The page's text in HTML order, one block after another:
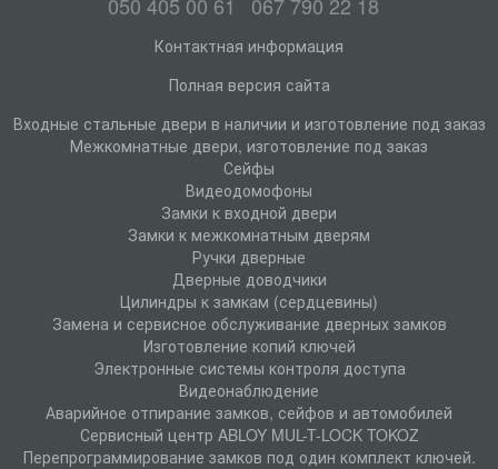
Контактная информация
Полная версия сайта
Входные стальные двери в наличии и изготовление под заказ
Межкомнатные двери, изготовление под заказ
Сейфы
Видеодомофоны
Замки к входной двери
Замки к межкомнатным дверям
Ручки дверные
Дверные доводчики
Цилиндры к замкам (сердцевины)
Замена и сервисное обслуживание дверных замков
Изготовление копий ключей
Электронные системы контроля доступа
Видеонаблюдение
Аварийное отпирание замков, сейфов и автомобилей
Сервисный центр ABLOY MUL-T-LOCK TOKOZ
Перепрограммирование замков под один комплект ключей.